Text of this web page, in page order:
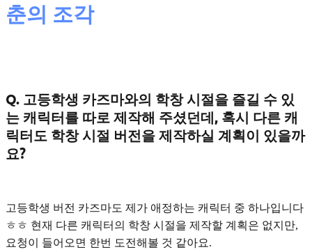
춘의 조각
Q. 고등학생 카즈마와의 학창 시절을 즐길 수 있
는 캐릭터를 따로 제작해 주셨던데, 혹시 다른 캐
릭터도 학창 시절 버전을 제작하실 계획이 있을까
요?
고등학생 버전 카즈마도 제가 애정하는 캐릭터 중 하나입니다
ㅎㅎ 현재 다른 캐릭터의 학창 시절을 제작할 계획은 없지만,
요청이 들어오면 한번 도전해볼 것 같아요.